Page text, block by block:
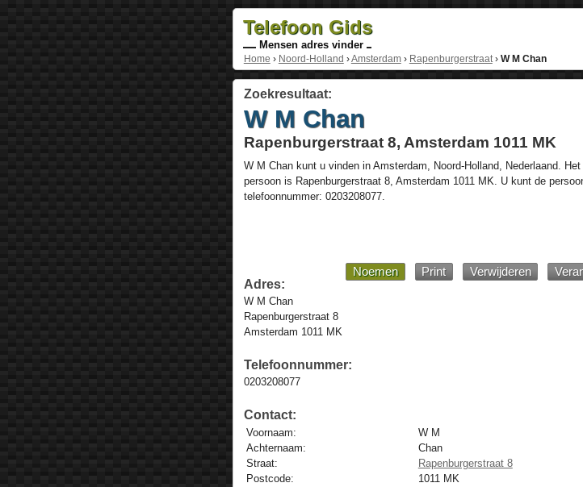
Telefoon Gids
Mensen adres vinder
Home › Noord-Holland ›Amsterdam› Rapenburgerstraat› W M Chan
Zoekresultaat:
W M Chan
Rapenburgerstraat 8, Amsterdam 1011 MK
W M Chankunt u vinden in Amsterdam Noord-Holland, Nederlaand. Het
persoon is Rapenburgerstraat 8, Amsterdam 1011 MK . U kunt de
telefoonnummer: 0203208077.
Noemen Print Verwijderen
Adres:
W M Chan
Rapenburgerstraat 8
Amsterdam 1011 MK
Telefoonnummer:
0203208077
Contact:
Voornaam:
W M
Achternaam:
Chan
Straat:
Rapenburgerstraat 8
Postcode:
1011 MK